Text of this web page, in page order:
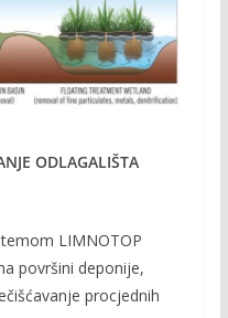
ODLAGALIŠTA
LIMNOTOP
površini deponije,
procjednih